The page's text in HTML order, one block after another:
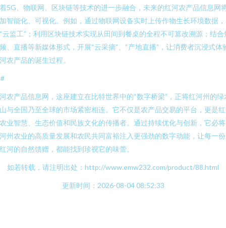
5G、物联网、区块链等技术的进一步融合，未来的红河农产品信息网
智能化、可视化。例如，通过物联网设备实时上传作物生长环境数据
云监工”；利用区块链技术实现从田间到餐桌的全程不可篡改溯源；结合
、直播等新媒体形式，开展“云采摘”、“产地直播”，让消费者沉浸式体
农产品的诞生过程。
农产品信息网，这座建立在比特世界中的“数字桥梁”，正将红河州的绿
与全国乃至全球的市场紧密相连。它不仅是农产品交易的平台，更是
业智慧、生态价值和民族文化的传播者。通过持续优化与创新，它必
州农业的高质量发展和农民共同富裕注入更强劲的数字动能，让每一
河的自然馈赠，都能找到珍视它的味蕾。
如若转载，请注明出处：http://www.emw232.com/product/88.html
更新时间：2026-08-04 08:52:33